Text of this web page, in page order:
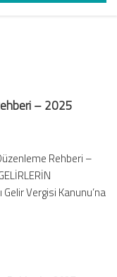
– 2025
Rehberi –
Gelir Vergisi Kanunu’na